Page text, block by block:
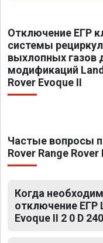
Отключение ЕГР
системы
выхлопных газов
модификаций
Rover Evoque II
Частые вопросы
Rover Range Rover
Когда
отключение ЕГР
Evoque II 2 0 D